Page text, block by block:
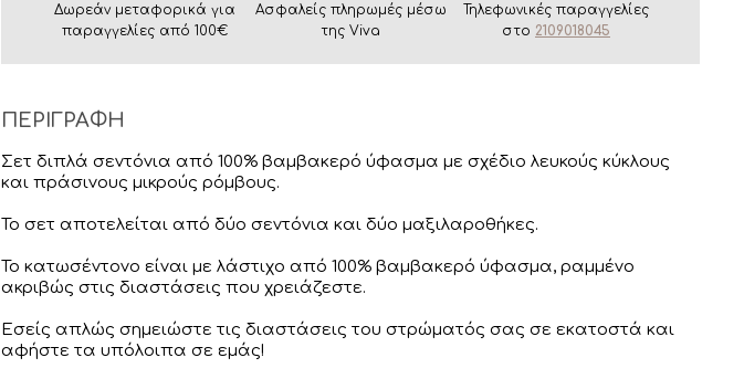
Δωρεάν μεταφορικά για
παραγγελίες από 100€
Ασφαλείς πληρωμές μέσω
της Viva
Τηλεφωνικές παραγγελίες
στο 2109018045
ΠΕΡΙΓΡΑΦΗ
Σετ διπλά σεντόνια από 100% βαμβακερό ύφασμα με σχέδιο λευκούς κύκλους
και πράσινους μικρούς ρόμβους.
Το σετ αποτελείται από δύο σεντόνια και δύο μαξιλαροθήκες.
Το κατωσέντονο είναι με λάστιχο από 100% βαμβακερό ύφασμα, ραμμένο
ακριβώς στις διαστάσεις που χρειάζεστε.
Εσείς απλώς σημειώστε τις διαστάσεις του στρώματός σας σε εκατοστά και
αφήστε τα υπόλοιπα σε εμάς!